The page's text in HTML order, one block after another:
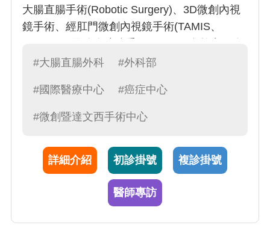
大腸直腸手術(Robotic Surgery)、3D微創內視
鏡手術、經肛門微創內視鏡手術(TAMIS、
腔鏡手術(NOSE)、一般傳統腹腔鏡手術
2.肛門良性疾患手術： 痔瘡、廔管、肛裂、直
腸脫垂、肛門狹窄等。痔瘡雙極雷加射刀
3.無痛大腸鏡檢查。
#大腸直腸外科 #外科部
#國際醫療中心 #癌症中心
#微創暨達文西手術中心
詳細介紹 初診掛號 複診掛號
醫師專訪